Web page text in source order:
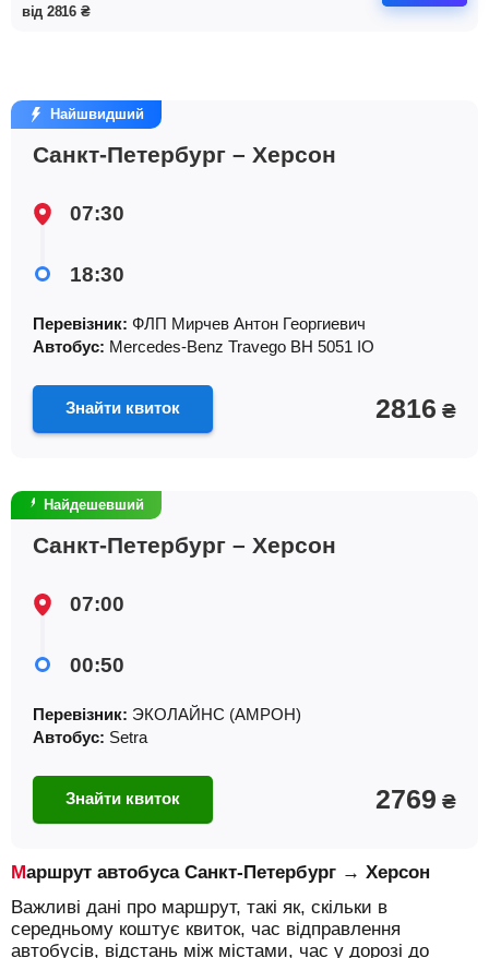
від 2816 ₴
Найшвидший
Санкт-Петербург – Херсон
07:30
18:30
Перевізник: ФЛП Мирчев Антон Георгиевич
Автобус: Mercedes-Benz Travego ВH 5051 IO
Знайти квиток 2816 ₴
Найдешевший
Санкт-Петербург – Херсон
07:00
00:50
Перевізник: ЭКОЛАЙНС (АМРОН)
Автобус: Setra
Знайти квиток 2769 ₴
Маршрут автобуса Санкт-Петербург → Херсон
Важливі дані про маршрут, такі як, скільки в
середньому коштує квиток, час відправлення
автобусів, відстань між містами, час у дорозі до